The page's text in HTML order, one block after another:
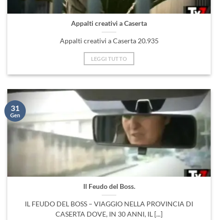
Appalti creativi a Caserta
Appalti creativi a Caserta 20.935
LEGGI TUTTO
Il Feudo del Boss.
IL FEUDO DEL BOSS – VIAGGIO NELLA PROVINCIA DI
CASERTA DOVE, IN 30 ANNI, IL [...]
31
Gen